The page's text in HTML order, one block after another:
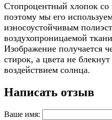
Стопроцентный хлопок со
поэтому мы его
износоустойчивым
воздухопроницаемой
Изображение получается
стирок, а цвета не
воздействием солнца.
Написать отзыв
Ваше имя: